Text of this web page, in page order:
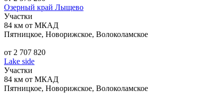
Озерный край Лыщево
Участки
84 км от МКАД
Пятницкое, Новорижское, Волоколамское
от 2 707 820
Lake side
Участки
84 км от МКАД
Пятницкое, Новорижское, Волоколамское